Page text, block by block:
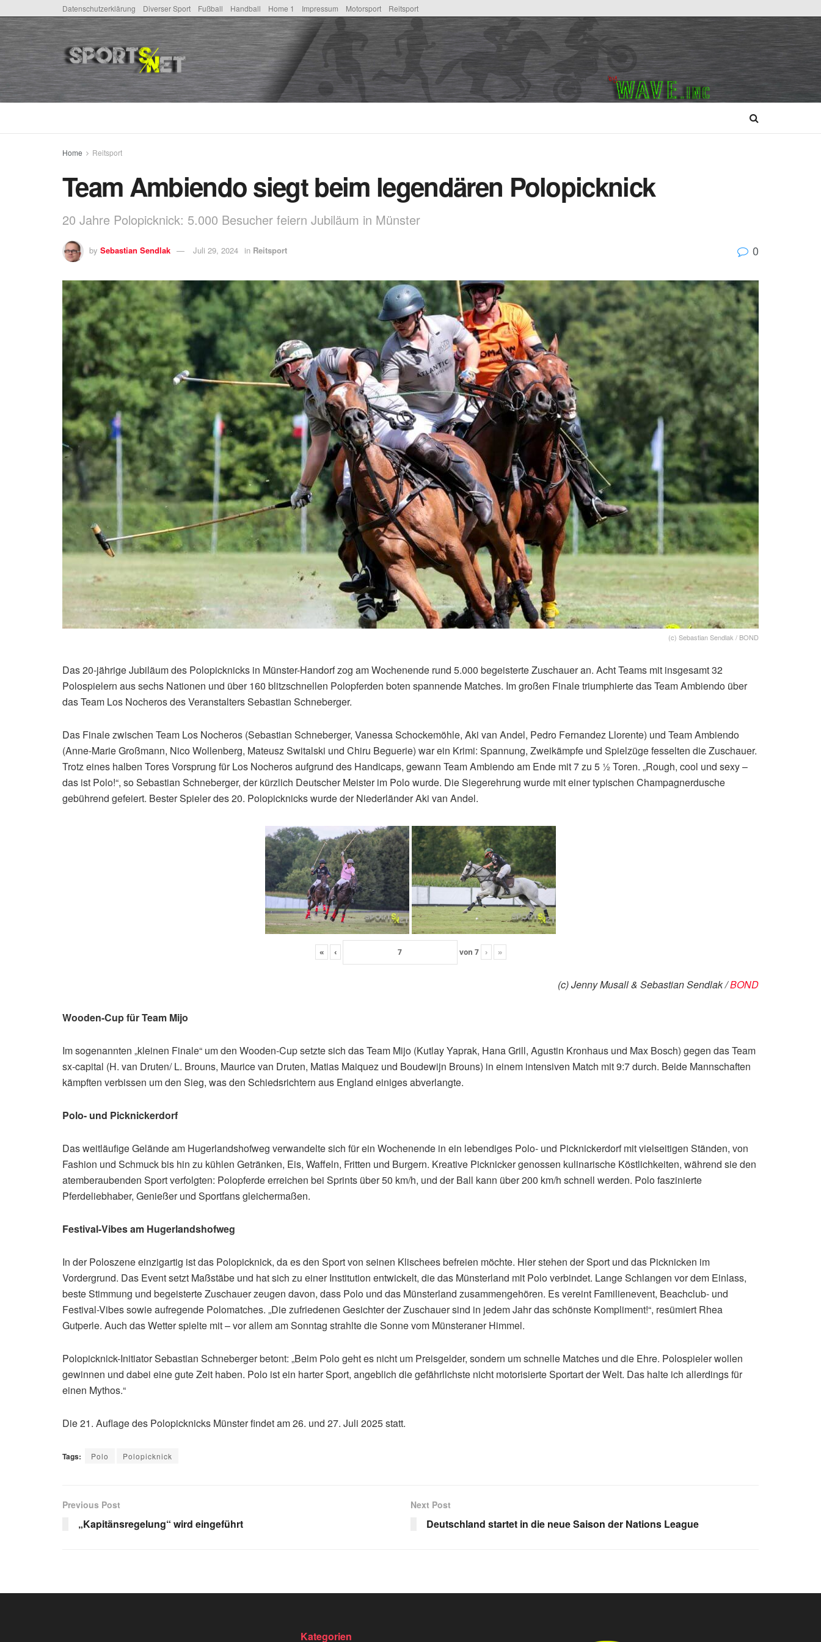
Datenschutzerklärung Diverser Sport Fußball Handball Home 1 Impressum Motorsport Reitsport
Home Reitsport
Team Ambiendo siegt beim legendären Polopicknick
20 Jahre Polopicknick: 5.000 Besucher feiern Jubiläum in Münster
by Sebastian Sendlak Juli 29, 2024 in Reitsport 0
(c) Sebastian Sendlak / BOND
Das 20-jährige Jubiläum des Polopicknicks in Münster-Handorf zog am Wochenende rund 5.000 begeisterte Zuschauer an. Acht Teams mit insgesamt 32
Polospielern aus sechs Nationen und über 160 blitzschnellen Polopferden boten spannende Matches. Im großen Finale triumphierte das Team Ambiendo über
das Team Los Nocheros des Veranstalters Sebastian Schneberger.
Das Finale zwischen Team Los Nocheros (Sebastian Schneberger, Vanessa Schockemöhle, Aki van Andel, Pedro Fernandez Llorente) und Team Ambiendo
(Anne-Marie Großmann, Nico Wollenberg, Mateusz Switalski und Chiru Beguerie) war ein Krimi: Spannung, Zweikämpfe und Spielzüge fesselten die Zuschauer.
Trotz eines halben Tores Vorsprung für Los Nocheros aufgrund des Handicaps, gewann Team Ambiendo am Ende mit 7 zu 5 ½ Toren. „Rough, cool und sexy –
das ist Polo!“, so Sebastian Schneberger, der kürzlich Deutscher Meister im Polo wurde. Die Siegerehrung wurde mit einer typischen Champagnerdusche
gebührend gefeiert. Bester Spieler des 20. Polopicknicks wurde der Niederländer Aki van Andel.
« ‹ von 7 › »
(c) Jenny Musall & Sebastian Sendlak /BOND
Wooden-Cup für Team Mijo
Im sogenannten „kleinen Finale“ um den Wooden-Cup setzte sich das Team Mijo (Kutlay Yaprak, Hana Grill, Agustin Kronhaus und Max Bosch) gegen das Team
sx-capital (H. van Druten/ L. Brouns, Maurice van Druten, Matias Maiquez und Boudewijn Brouns) in einem intensiven Match mit 9:7 durch. Beide Mannschaften
kämpften verbissen um den Sieg, was den Schiedsrichtern aus England einiges abverlangte.
Polo- und Picknickerdorf
Das weitläufige Gelände am Hugerlandshofweg verwandelte sich für ein Wochenende in ein lebendiges Polo- und Picknickerdorf mit vielseitigen Ständen, von
Fashion und Schmuck bis hin zu kühlen Getränken, Eis, Waffeln, Fritten und Burgern. Kreative Picknicker genossen kulinarische Köstlichkeiten, während sie den
atemberaubenden Sport verfolgten: Polopferde erreichen bei Sprints über 50 km/h, und der Ball kann über 200 km/h schnell werden. Polo faszinierte
Pferdeliebhaber, Genießer und Sportfans gleichermaßen.
Festival-Vibes am Hugerlandshofweg
In der Poloszene einzigartig ist das Polopicknick, da es den Sport von seinen Klischees befreien möchte. Hier stehen der Sport und das Picknicken im
Vordergrund. Das Event setzt Maßstäbe und hat sich zu einer Institution entwickelt, die das Münsterland mit Polo verbindet. Lange Schlangen vor dem Einlass,
beste Stimmung und begeisterte Zuschauer zeugen davon, dass Polo und das Münsterland zusammengehören. Es vereint Familienevent, Beachclub- und
Festival-Vibes sowie aufregende Polomatches. „Die zufriedenen Gesichter der Zuschauer sind in jedem Jahr das schönste Kompliment!“, resümiert Rhea
Gutperle. Auch das Wetter spielte mit – vor allem am Sonntag strahlte die Sonne vom Münsteraner Himmel.
Polopicknick-Initiator Sebastian Schneberger betont: „Beim Polo geht es nicht um Preisgelder, sondern um schnelle Matches und die Ehre. Polospieler wollen
gewinnen und dabei eine gute Zeit haben. Polo ist ein harter Sport, angeblich die gefährlichste nicht motorisierte Sportart der Welt. Das halte ich allerdings für
einen Mythos.“
Die 21. Auflage des Polopicknicks Münster findet am 26. und 27. Juli 2025 statt.
Tags: Polo Polopicknick
Previous Post
„Kapitänsregelung“ wird eingeführt
Next Post
Deutschland startet in die neue Saison der Nations League
Kategorien